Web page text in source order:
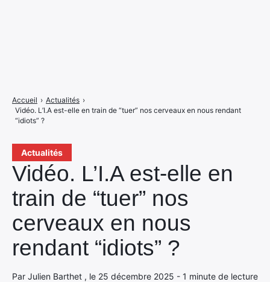
Actualités
Vidéo. L’I.A est-elle en
train de “tuer” nos
cerveaux en nous
rendant “idiots” ?
Par Julien Barthet , le 25 décembre 2025 - 1 minute de lecture
Accueil › Actualités ›
Vidéo. L’I.A est-elle en train de “tuer” nos cerveaux en nous rendant
“idiots” ?